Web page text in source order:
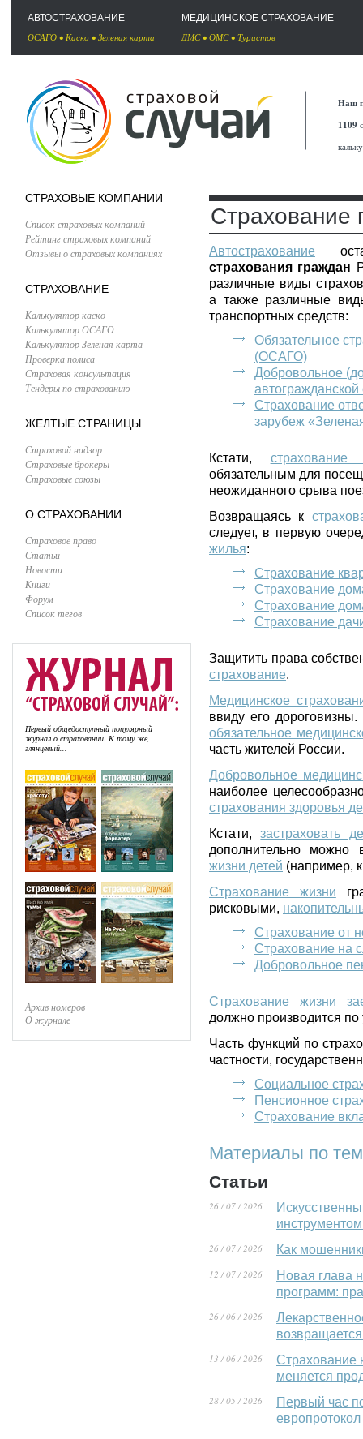
АВТОСТРАХОВАНИЕ
ОСАГО • Каско • Зеленая карта
МЕДИЦИНСКОЕ СТРАХОВАНИЕ
ДМС• ОМС• Туристов
Наш
1109
СТРАХОВЫЕ КОМПАНИИ
Список страховых компаний
Рейтинг страховых компаний
Отзывы о страховых компаниях
СТРАХОВАНИЕ
Калькулятор каско
Калькулятор ОСАГО
Калькулятор Зеленая карта
Проверка полиса
Страховая консультация
Тендеры по страхованию
ЖЕЛТЫЕ СТРАНИЦЫ
Страховой надзор
Страховые брокеры
Страховые союзы
О СТРАХОВАНИИ
Страховое право
Статьи
Новости
Книги
Форум
Список тегов
Первый общедоступный популярный
журнал о страховании. К тому же,
глянцевый...
Архив номеров
О журнале
Страхование
Автострахование
страхования граждан
различные виды
а также различные
транспортных средств:
Обязательное
(ОСАГО)
Добровольное
Страхование
зарубеж
Кстати,
обязательным для
неожиданного срыва
Возвращаясь к
следует, в первую
жилья:
Страхование
Страхование
Страхование
Страхование
Защитить права
страхование.
Медицинское
ввиду его
обязательное
часть жителей России.
Добровольное
наиболее
страхования здоровья
Кстати,застраховать
дополнительно можно
жизни детей (например,
Страхование жизни
рисковыми,
Страхование от
Страхование на
Добровольное
Страхование жизни
должно производится по
Часть функций по
частности,
Социальное
Пенсионное
Страхование
Материалы по
Статьи
26 / 07 / 2026
26 / 07 / 2026 Как
12 / 07 / 2026
Новая глава
программ:
26 / 06 / 2026
13 / 06 / 2026
Страхование
меняется
28 / 05 / 2026
Первый час
европротокол